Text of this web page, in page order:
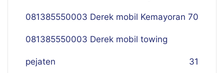
081385550003 Derek mobil Kemayoran 70
081385550003 Derek mobil towing
pejaten 31